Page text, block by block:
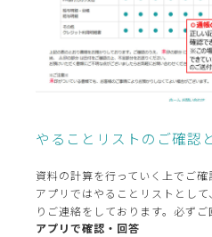
やることリストのご確認
資料の計算を行っていく上でご確
アプリではやることリストとし
りご連絡をしております。必ずご
アプリで確認・回答